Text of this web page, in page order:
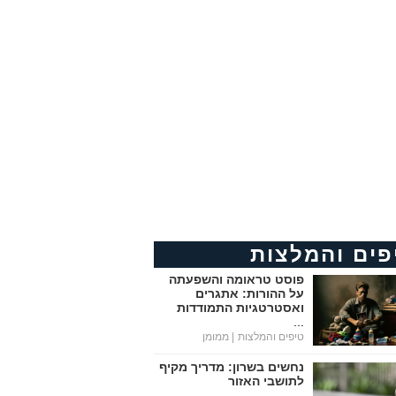
והמלצות
פוסט טראומה והשפעתה
על ההורות: אתגרים
ואסטרטגיות התמודדות
טיפים והמלצות | ממומן
נחשים בשרון: מדריך מקיף
לתושבי האזור